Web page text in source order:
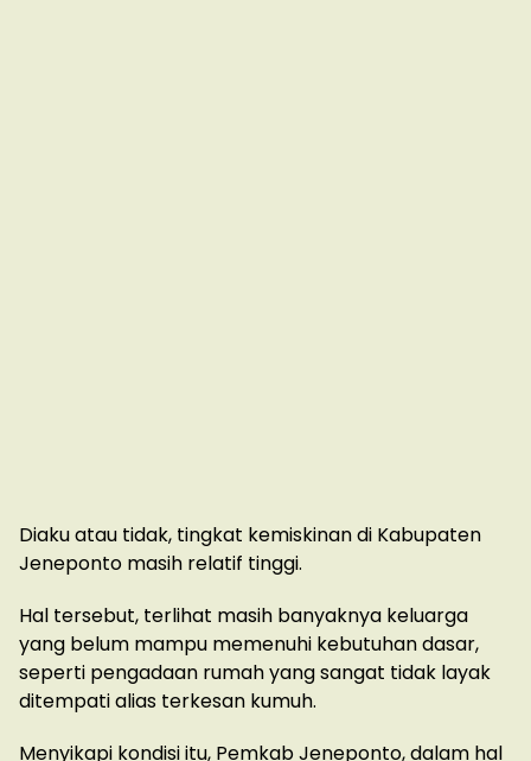
Diaku atau tidak, tingkat kemiskinan di Kabupaten
Jeneponto masih relatif tinggi.
Hal tersebut, terlihat masih banyaknya keluarga
yang belum mampu memenuhi kebutuhan dasar,
seperti pengadaan rumah yang sangat tidak layak
ditempati alias terkesan kumuh.
Menyikapi kondisi itu, Pemkab Jeneponto, dalam hal